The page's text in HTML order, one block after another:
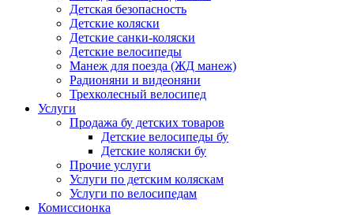
Детская безопасность
Детские коляски
Детские санки-коляски
Детские велосипеды
Манеж для поезда (ЖД манеж)
Радионяни и видеоняни
Трехколесный велосипед
Услуги
Продажа бу детских товаров
Детские велосипеды бу
Детские коляски бу
Прочие услуги
Услуги по детским коляскам
Услуги по велосипедам
Комиссионка